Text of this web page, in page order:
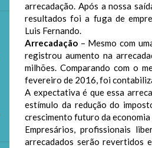
arrecadação. Após a nossa
resultados foi a fuga de
Luis Fernando.
Arrecadação – Mesmo com
registrou aumento na
milhões. Comparando com o
fevereiro de 2016, foi
A expectativa é que essa
estímulo da redução do
crescimento futuro da
Empresários, profissionais
arrecadados serão revertidos